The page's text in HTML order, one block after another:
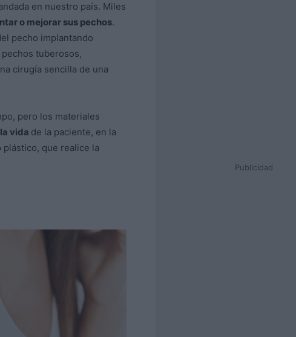
en nuestro país. Miles
o mejorar sus pechos.
pecho implantando
tuberosos,
cirugía sencilla de una
pero los materiales
vida de la paciente, en la
plástico, que realice la
Publicidad